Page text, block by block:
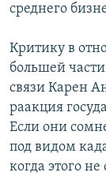
среднего
Критику в
большей
связи Карен
раакция
Если они
под видом
когда этого